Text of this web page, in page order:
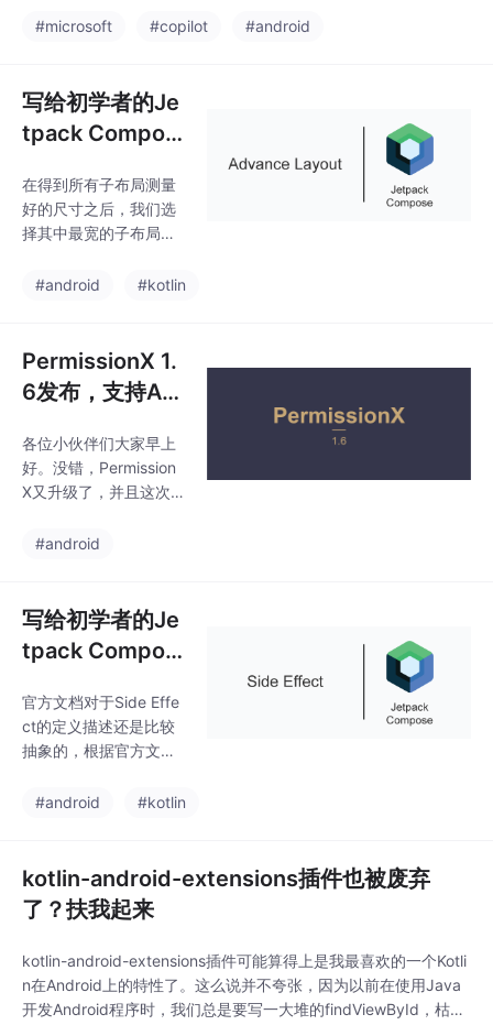
式，能自主完成复杂编
有读者朋友们催我写过
为什么说我早就应该写
这篇文章了呢？主要还
是因为去年年底的时
火遍全球的爆炸性产
品，ChatGPT。在此之
前，我都从来不认为Op
系。直到后来我查询了
比例竟然高达49%，是
#microsoft #copilot #android
写给初学者的Je
tpack Compos
out
在得到所有子布局测量
好的尺寸之后，我们选
择其中最宽的子布局的
布局MyColumn的宽
mn的高度。有了这两个
参数之后，我们就可以
遍历measurables中的
别调用它们的measure
函数来测量它们的尺
寸，并将测量的结果赋
合变量。编写自定义布
#android #kotlin
PermissionX 1.
6发布，支持An
是今年最大的版
本升级
各位小伙伴们大家早上
好。没错，Permission
X又升级了，并且这次
可能是今年最大幅度的
他开源库上，Permissio
nX应该短时间内不会再
发布新版本了（修bug
之后，PermissionX也
将会是一个非常稳定的
版本，它兼容到最新的
在未来的一年内都可以
#android
写给初学者的Je
tpack Compos
ect
官方文档对于Side Effe
ct的定义描述还是比较
抽象的，根据官方文档
的就是，在一个Compo
更。要怎么理解这句话
呢？处理MainScreen逻
辑...这段代码的核心诉
就是在MyApp()这个Co
mposable函数的内部，
我们先调用Initialize()函
#android #kotlin
kotlin-android-extensions插件也被废弃
了？扶我起来
kotlin-android-extensions插件可能算得上是我最喜欢的一个Kotli
n在Android上的特性了。这么说并不夸张，因为以前在使用Java
开发Android程序时，我们总是要写一大堆的findViewById，枯燥